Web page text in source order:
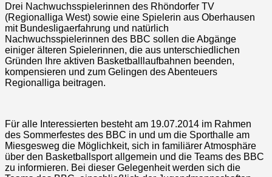
Drei Nachwuchsspielerinnen des Rhöndorfer TV
(Regionalliga West) sowie eine Spielerin aus Oberhausen
mit Bundesligaerfahrung und natürlich
Nachwuchsspielerinnen des BBC sollen die Abgänge
einiger älteren Spielerinnen, die aus unterschiedlichen
Gründen Ihre aktiven Basketballlaufbahnen beenden,
kompensieren und zum Gelingen des Abenteuers
Regionalliga beitragen.
Für alle Interessierten besteht am 19.07.2014 im Rahmen
des Sommerfestes des BBC in und um die Sporthalle am
Miesgesweg die Möglichkeit, sich in familiärer Atmosphäre
über den Basketballsport allgemein und die Teams des BBC
zu informieren. Bei dieser Gelegenheit werden sich die